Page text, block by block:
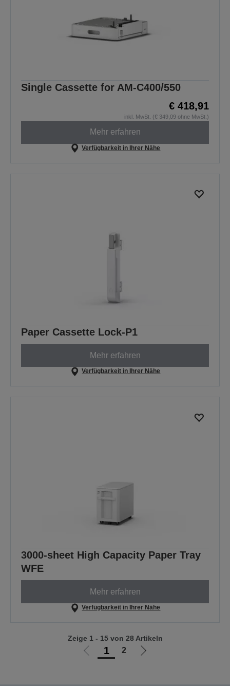
Single Cassette for AM-C400/550
€ 418,91
inkl. MwSt. (€ 349,09 ohne MwSt.)
Mehr erfahren
Verfügbarkeit in Ihrer Nähe
Paper Cassette Lock-P1
Mehr erfahren
Verfügbarkeit in Ihrer Nähe
3000-sheet High Capacity Paper Tray
WFE
Mehr erfahren
Verfügbarkeit in Ihrer Nähe
Zur
1 2
Zur
Zeige 1 - 15 von 28 Artikeln